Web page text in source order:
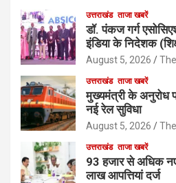
उत्तराखंड ताजा खबरें
डॉ. पंकज गर्ग
इंडिया के निदेशक
August 5, 2026
उत्तराखंड ताजा खबरें
मुख्यमंत्री के अनुरोध
नई रेल सुविधा
August 5, 2026
उत्तराखंड ताजा खबरें
93 हजार से अधिक
लाख आपत्तियां दर्ज